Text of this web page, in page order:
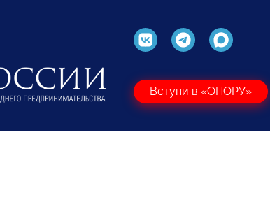
Вступи в «ОПОРУ»